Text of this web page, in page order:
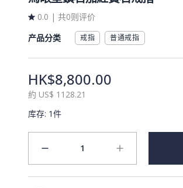
0.0 | 共0则评价
产品分类
戒指 普通戒指
HK$8,800.00
約 US$ 1128.21
库存: 1件
minus 1 plus